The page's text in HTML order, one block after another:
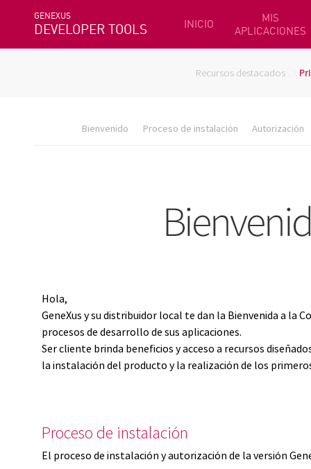
GENEXUS
DEVELOPER TOOLS INICIO
MIS
APLICACIONES
Recursos destacados
Bienvenido Proceso de instalación Autorización
Hola,
GeneXus y su distribuidor local te dan la Bienvenida a la
procesos de desarrollo de sus aplicaciones.
Ser cliente brinda beneficios y acceso a recursos
la instalación del producto y la realización de los
Proceso de instalación
El proceso de instalación y autorización de la versión